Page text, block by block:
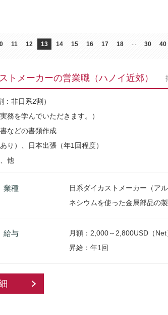
11 12 13 14 15 16 17 18 30 40
トメーカーの営業職（ハノイ近郊）
非日系2割）
務を学んでいただきます。）
などの書類作成
り）、日本出張（年1回程度）
他
業種
日系ダイカストメーカー（ア
ネシウムを使った金属部品の製
給与
月額：2,000～2,800USD（
昇給：年1回